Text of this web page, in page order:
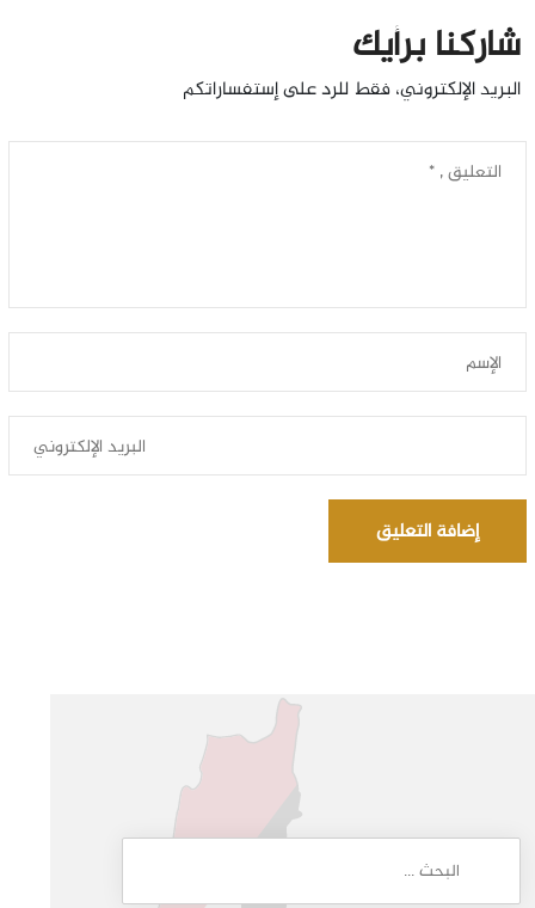
شاركنا برأيك
البريد الإلكتروني، فقط للرد على إستفساراتكم
إضافة التعليق